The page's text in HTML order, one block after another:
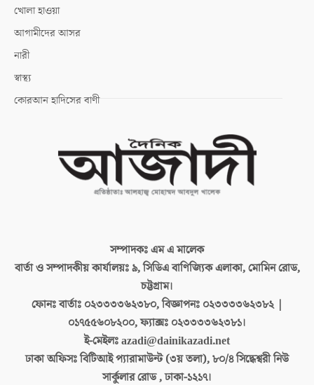
খোলা হাওয়া
আগামীদের আসর
নারী
স্বাস্থ্য
কোরআন হাদিসের বাণী
সম্পাদকঃএম এ মালেক
বার্তা ও সম্পাদকীয় কার্যালয়ঃ৯, সিডিএ বাণিজ্যিক এলাকা, মোমিন রোড,
চট্টগ্রাম।
ফোনঃ বার্তাঃ ০২৩৩৩৩৬২৩৮০, বিজ্ঞাপনঃ ০২৩৩৩৩৬২৩৮২ |
০১৭৫৫৬০৮২০০, ফ্যাক্সঃ ০২৩৩৩৩৬২৩৮১।
ই-মেইলঃazadi@dainikazadi.net
ঢাকা অফিসঃবিটিআই প্যারামাউন্ট (৩য় তলা), ৮০/৪ সিদ্ধেশ্বরী নিউ
সার্কুলার রোড , ঢাকা-১২১৭।